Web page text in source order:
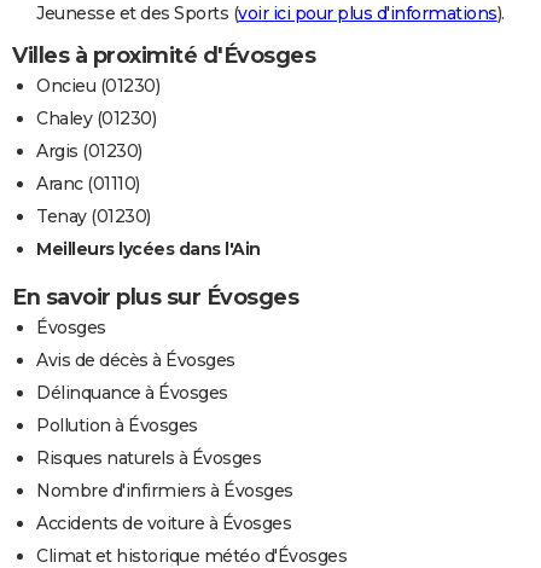
Jeunesse et des Sports (voir ici pour plus d'informations).
Villes à proximité d'Évosges
Oncieu (01230)
Chaley (01230)
Argis (01230)
Aranc (01110)
Tenay (01230)
Meilleurs lycées dans l'Ain
En savoir plus sur Évosges
Évosges
Avis de décès à Évosges
Délinquance à Évosges
Pollution à Évosges
Risques naturels à Évosges
Nombre d'infirmiers à Évosges
Accidents de voiture à Évosges
Climat et historique météo d'Évosges